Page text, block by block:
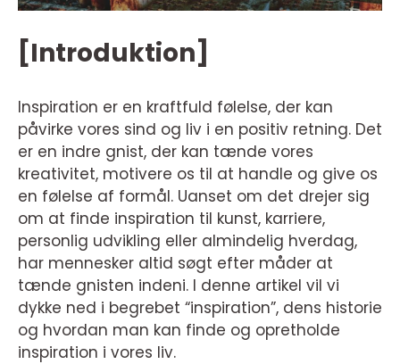
[Introduktion]
Inspiration er en kraftfuld følelse, der kan
påvirke vores sind og liv i en positiv retning. Det
er en indre gnist, der kan tænde vores
kreativitet, motivere os til at handle og give os
en følelse af formål. Uanset om det drejer sig
om at finde inspiration til kunst, karriere,
personlig udvikling eller almindelig hverdag,
har mennesker altid søgt efter måder at
tænde gnisten indeni. I denne artikel vil vi
dykke ned i begrebet “inspiration”, dens historie
og hvordan man kan finde og opretholde
inspiration i vores liv.